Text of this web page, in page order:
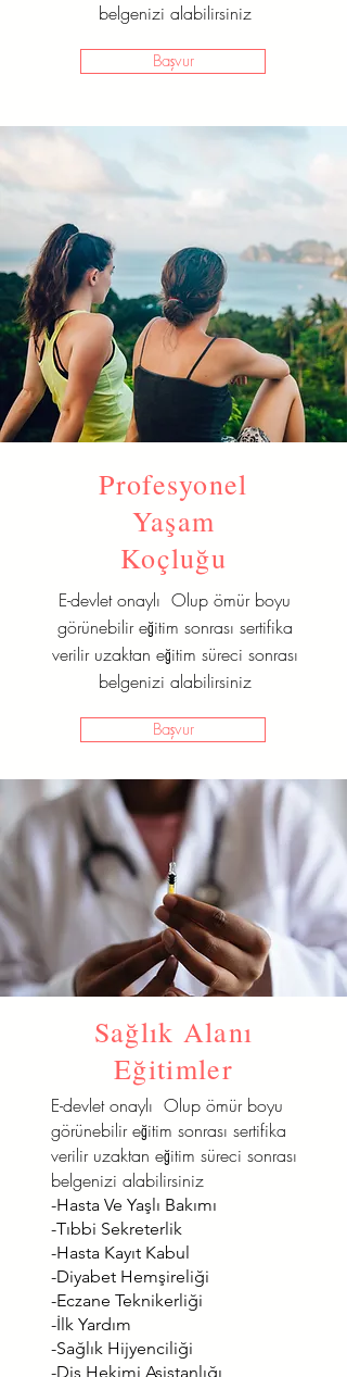
belgenizi alabilirsiniz
Başvur
Profesyonel
Yaşam
Koçluğu
E-devlet onaylı Olup ömür boyu
görünebilir eğitim sonrası sertifika
verilir uzaktan eğitim süreci sonrası
belgenizi alabilirsiniz
Başvur
Sağlık Alanı
Eğitimler
E-devlet onaylı Olup ömür boyu
görünebilir eğitim sonrası sertifika
verilir uzaktan eğitim süreci sonrası
belgenizi alabilirsiniz
-Hasta Ve Yaşlı Bakımı
-Tıbbi Sekreterlik
-Hasta Kayıt Kabul
-Diyabet Hemşireliği
-Eczane Teknikerliği
-İlk Yardım
-Sağlık Hijyenciliği
-Diş Hekimi Asistanlığı